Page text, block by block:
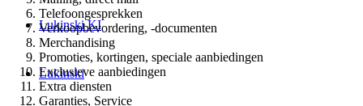
Lukinski KI
Lukinski
Telefoongesprekken
Verkoopbevordering, -documenten
Merchandising
Promoties, kortingen, speciale aanbiedingen
Exclusieve aanbiedingen
Extra diensten
Garanties, Service